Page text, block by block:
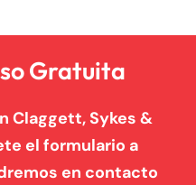
Connecticut
Gratuita
Claggett, Sykes &
el formulario a
en contacto